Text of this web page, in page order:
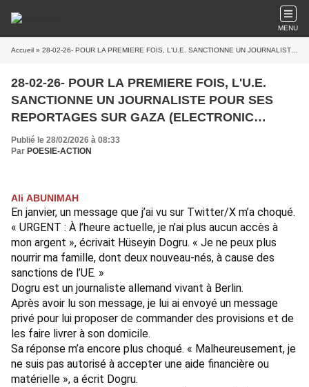
MENU
Accueil » 28-02-26- POUR LA PREMIERE FOIS, L'U.E. SANCTIONNE UN JOURNALISTE POUR SES REPORTAGES SUR GAZA (ELECTRONIC INTIFADA)
28-02-26- POUR LA PREMIERE FOIS, L'U.E.
SANCTIONNE UN JOURNALISTE POUR SES
REPORTAGES SUR GAZA (ELECTRONIC
INTIFADA)
Publié le 28/02/2026 à 08:33
Par POESIE-ACTION
Ali ABUNIMAH
En janvier, un message que j’ai vu sur Twitter/X m’a choqué.
« URGENT : À l’heure actuelle, je n’ai plus aucun accès à
mon argent », écrivait Hüseyin Dogru. « Je ne peux plus
nourrir ma famille, dont deux nouveau-nés, à cause des
sanctions de l’UE. »
Dogru est un journaliste allemand vivant à Berlin.
Après avoir lu son message, je lui ai envoyé un message
privé pour lui proposer de commander des provisions et de
les faire livrer à son domicile.
Sa réponse m’a encore plus choqué. « Malheureusement, je
ne suis pas autorisé à accepter une aide financière ou
matérielle », a écrit Dogru.